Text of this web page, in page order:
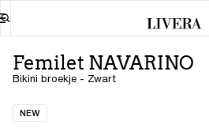
Femilet NAVARINO
Bikini broekje - Zwart
NEW